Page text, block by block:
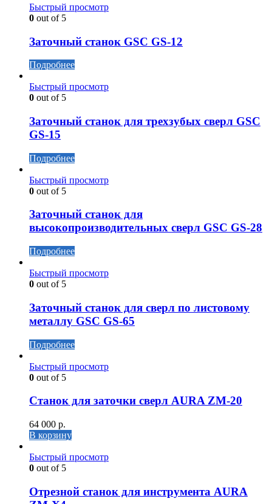
Быстрый просмотр
0 out of 5
Заточный станок GSC GS-12
Подробнее
Быстрый просмотр
0 out of 5
Заточный станок для трехзубых сверл GSC
GS-15
Подробнее
Быстрый просмотр
0 out of 5
Заточный станок для
высокопроизводительных сверл GSC GS-28
Подробнее
Быстрый просмотр
0 out of 5
Заточный станок для сверл по листовому
металлу GSC GS-65
Подробнее
Быстрый просмотр
0 out of 5
Станок для заточки сверл AURA ZM-20
64 000 р.
В корзину
Быстрый просмотр
0 out of 5
Отрезной станок для инструмента AURA